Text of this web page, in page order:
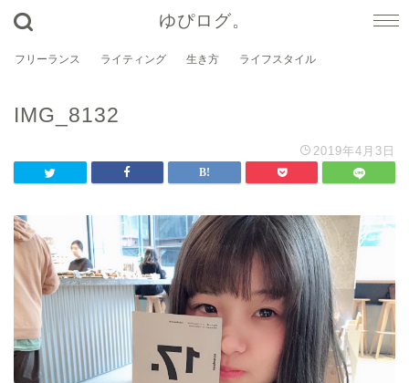
ゆぴログ。
フリーランス ライティング 生き方 ライフスタイル
IMG_8132
2019年4月3日